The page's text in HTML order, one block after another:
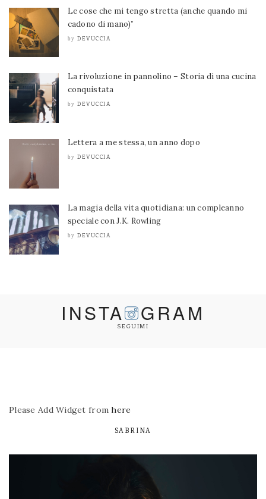
Le cose che mi tengo stretta (anche quando mi
cadono di mano)”
by DEVUCCIA
La rivoluzione in pannolino – Storia di una cucina
conquistata
by DEVUCCIA
Lettera a me stessa, un anno dopo
by DEVUCCIA
La magia della vita quotidiana: un compleanno
speciale con J.K. Rowling
by DEVUCCIA
INSTA GRAM
SEGUIMI
Please Add Widget fromhere
SABRINA